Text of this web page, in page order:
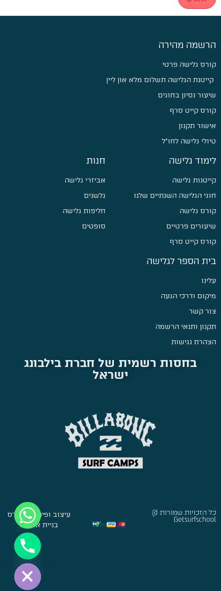
הרשמה מהירה
קורס גלישה פרטי
קייטנת הגלישה תשלום מלא און ליין
שיעור נסיון בחוגים
קורס קייט סרף
אישור תקנון
טיולי גלישה לחו״ל
לימוד גלישה
קייטנות גלישה
חוגי הגלישה השנתיים שלנו
קורס גלישה
שיעורים פרטיים
קורס קייט סרף
חנות
אביזרי גלישה
גלשנים
חליפות גלישה
סופטים
בית הספר לגלישה
עלינו
מיקום ודרכי הגעה
צור קשר
תקנון ותנאי הרשמה
הצהרת נגישות
בחסות רשמית של חברת בילבונג
ישראל
כל הזכויות שמורות @
Getsurfschool
עיצוב ופיתוח:סברס
בניית אתרים
Hide chaty